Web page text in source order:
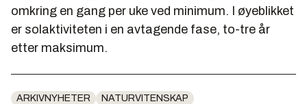
omkring en gang per uke ved minimum. I øyeblikket
er solaktiviteten i en avtagende fase, to-tre år
etter maksimum.
ARKIVNYHETER NATURVITENSKAP